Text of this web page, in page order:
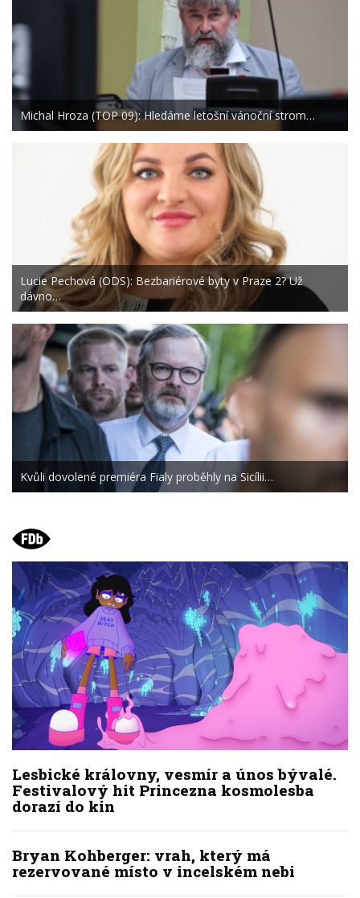
Michal Hroza (TOP 09): Hledáme letošní vánoční strom…
Lucie Pechová (ODS): Bezbariérové byty v Praze 2? Už
dávno…
Kvůli dovolené premiéra Fialy proběhly na Sicílii…
Lesbické královny, vesmír a únos bývalé.
Festivalový hit Princezna kosmolesba
dorazí do kin
Bryan Kohberger: vrah, který má
rezervované místo v incelském nebi